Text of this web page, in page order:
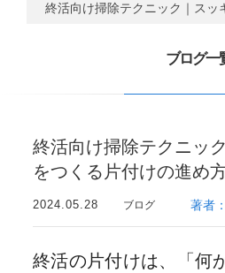
終活向け掃除テクニック｜ス
ブログ一
終活向け掃除テクニッ
をつくる片付けの進め
2024.05.28 ブログ 著者
終活の片付けは、「何